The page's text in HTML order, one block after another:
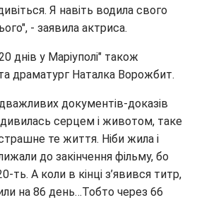
Я навіть водила свого
- заявила актриса.
днів у Маріуполі" також
драматург Наталка Ворожбит.
документів-доказів
дивилась серцем і животом, таке
те життя. Ніби жила і
до закінчення фільму, бо
ть. А коли в кінці з’явився титр,
на 86 день…Тобто через 66